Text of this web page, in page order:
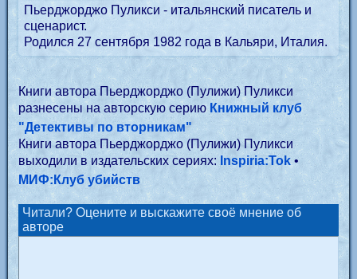
Пьерджорджо Пуликси - итальянский писатель и
сценарист.
Родился 27 сентября 1982 года в Кальяри, Италия.
Книги автора Пьерджорджо (Пулижи) Пуликси
разнесены на авторскую серию Книжный клуб
"Детективы по вторникам"
Книги автора Пьерджорджо (Пулижи) Пуликси
выходили в издательских сериях: Inspiria:Tok•
МИФ:Клуб убийств
Читали? Оцените и выскажите своё мнение об
авторе